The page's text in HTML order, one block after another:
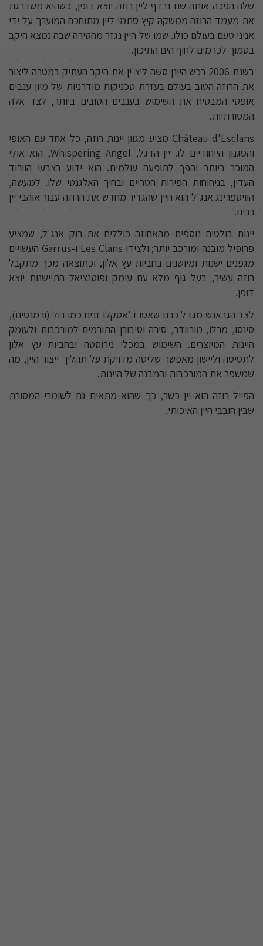
שלה הפכה אותה שם נרדף ליין רוזה יוצא דופן, כשהיא משדרגת
את מעמד הרוזה ממשקה קיץ סתמי ליין מתוחכם המוערך על ידי
אניני טעם בעולם כולו. שמו של היין נגזר מהטירה שבה נמצא היקב
בסמוך לכרמים לחוף הים התיכון.
בשנת 2006 רכש היינן סשה ליצ'ין את היקב העתיק במטרה ליצור
את הרוזה הטוב בעולם בעזרת טכניקות מודרניות של מיון ענבים
אופטי המבטיח את השימוש בענבים הטובים ביותר, לצד אלה
המסורתיות.
Château d'Esclans מציע מגוון יינות רוזה, כל אחד עם האופי
והסגנון הייחודיים לו. יין הדגל, Whispering Angel, הוא אולי
המוכר ביותר והפך לתופעה עולמית. הוא ידוע בצבעו הוורוד
העדין, בניחוחות הפירות הטריים ובחיך האלגנטי שלו. למעשה,
הוויספרינג אנג'ל הוא היין שהגדיר מחדש את הרוזה עבור אוהבי יין
רבים.
יינות בולטים נוספים מהאחוזה כוללים את רוק אנג'ל, שמציע
פרופיל מובנה ומורכב יותר; ולצידו Les Clans ו-Garrus העשויים
מגפנים ישנות ומיושנים בחביות עץ אלון, וכתוצאה מכך מתקבל
רוזה עשיר, בעל גוף מלא עם עומק ופוטנציאל התיישנות יוצא
דופן.
לצד הגראנש מגדל כרם שאטו ד'אסקלו זנים כמו רול (ורמנטינו),
סינסו, מרלו, מורוודר, סירה וטיבורן התורמים למורכבות ולעומק
היינות המיוצרים. השימוש במכלי נירוסטה ובחביות עץ אלון
לתסיסה וליישון מאפשר שליטה מדויקת על תהליך ייצור היין, מה
שמשפר את המורכבות והמבנה של היינות.
הפייל רוזה הוא יין כשר, כך שהוא מתאים גם לשומרי המסורת
שבין חובבי היין האיכותי.